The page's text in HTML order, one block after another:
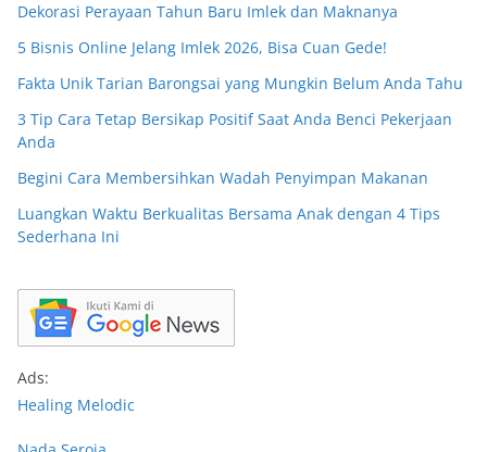
Dekorasi Perayaan Tahun Baru Imlek dan Maknanya
5 Bisnis Online Jelang Imlek 2026, Bisa Cuan Gede!
Fakta Unik Tarian Barongsai yang Mungkin Belum Anda Tahu
3 Tip Cara Tetap Bersikap Positif Saat Anda Benci Pekerjaan
Anda
Begini Cara Membersihkan Wadah Penyimpan Makanan
Luangkan Waktu Berkualitas Bersama Anak dengan 4 Tips
Sederhana Ini
Ads:
Healing Melodic